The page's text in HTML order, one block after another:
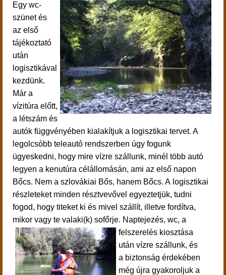
Egy wc-
szünet és
az első
tájékoztató
után
logisztikával
kezdünk.
Már a
vízitúra előtt,
a létszám és
autók függvényében kialakítjuk a logisztikai tervet. A
legolcsóbb teleautó rendszerben úgy fogunk
ügyeskedni, hogy mire vízre szállunk, minél több autó
legyen a kenutúra célállomásán, ami az első napon
Bőcs. Nem a szlovákiai Bős, hanem Bőcs. A logisztikai
részleteket minden résztvevővel egyeztetjük, tudni
fogod, hogy titeket ki és mivel szállít, illetve fordítva,
mikor vagy te valaki(k) sofőrje. Naptejezés, wc, a
felszerelés kiosztása
után vízre szállunk, és
a biztonság érdekében
még újra gyakoroljuk a